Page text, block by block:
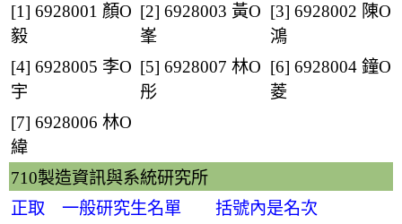
[1] 6928001 顏O
毅
[2] 6928003 黃O
峯
[3] 6928002 陳O
鴻
[4] 6928005 李O
宇
[5] 6928007 林O
彤
[6] 6928004 鐘O
菱
[7] 6928006 林O
緯
710製造資訊與系統研究所
正取 一般研究生名單 括號內是名次